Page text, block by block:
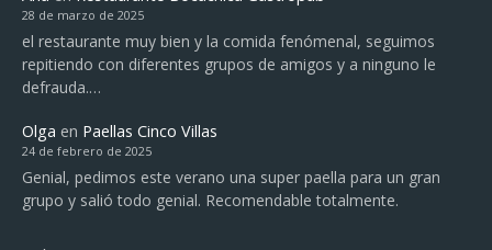
28 de marzo de 2025
el restaurante muy bien y la comida fenómenal, seguimos
repitiendo con diferentes grupos de amigos y a ninguno le
defrauda.…
Olga en Paellas Cinco Villas
24 de febrero de 2025
Genial, pedimos este verano una super paella para un gran
grupo y salió todo genial. Recomendable totalmente.